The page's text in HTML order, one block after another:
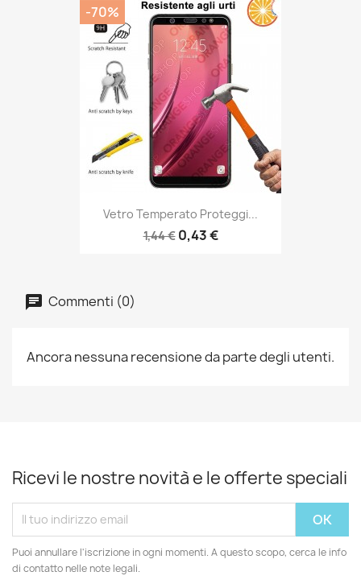
Vetro Temperato Proteggi...
1,44 € 0,43 €
-70%
Commenti (0)
Ancora nessuna recensione da parte degli utenti.
Ricevi le nostre novità e le offerte speciali
Puoi annullare l'iscrizione in ogni momenti. A questo scopo, cerca le info
di contatto nelle note legali.